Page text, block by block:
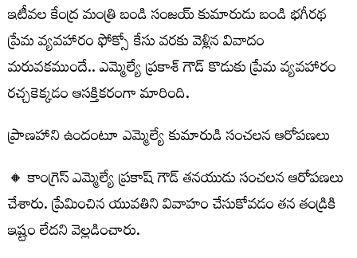
ఇటీవల కేంద్ర మంత్రి బండి సంజయ్ కుమారుడు బండి భగీరథ
ప్రేమ వ్యవహారం ఫోక్సో కేసు వరకు వెళ్లిన వివాదం
మరువకముందే.. ఎమ్మెల్యే ప్రకాశ్ గౌడ్ కొడుకు ప్రేమ వ్యవహారం
రచ్చకెక్కడం ఆసక్తికరంగా మారింది.
ప్రాణహాని ఉందంటూ ఎమ్మెల్యే కుమారుడి సంచలన ఆరోపణలు
🔸 కాంగ్రెస్ ఎమ్మెల్యే ప్రకాష్ గౌడ్ తనయుడు సంచలన ఆరోపణలు
చేశారు. ప్రేమించిన యువతిని వివాహం చేసుకోవడం తన తండ్రికి
ఇష్టం లేదని వెల్లడించారు.